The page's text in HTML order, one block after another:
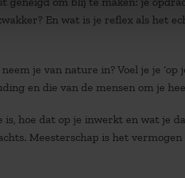
En wat is je reflex als het
je van nature in? Voel je je ‘op
en die van de mensen om je
hoe dat op je inwerkt en wat je
Meesterschap is het